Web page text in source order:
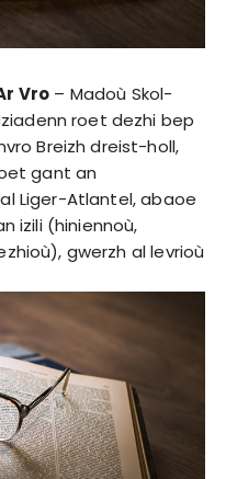
Vro – Madoù Skol-
roet dezhi bep
Breizh dreist-holl,
gant an
Liger-Atlantel, abaoe
izili (hiniennoù,
gwerzh al levrioù